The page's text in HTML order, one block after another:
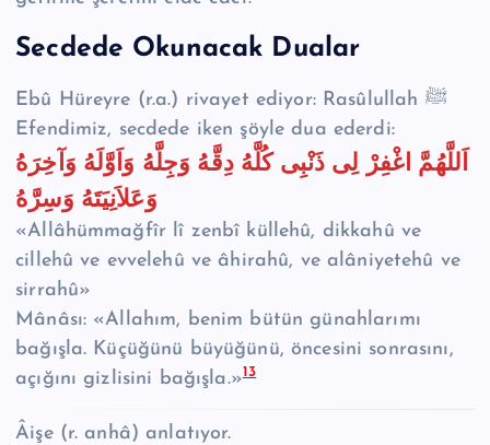
Secdede Okunacak Dualar
Ebû Hüreyre (r.a.) rivayet ediyor: Rasûlullah ﷺ
Efendimiz, secdede iken şöyle dua ederdi:
اَللَّهُمَّ اغْفِرْ لِى ذَنْبِى كُلَّهُ دِقَّهُ وَجِلَّهُ وَاَوَّلَهُ وَآخِرَهُ
وَعَلاَنِيَتَهُ وَسِرَّهُ
«Allâhümmağfîr lî zenbî küllehû, dikkahû ve
cillehû ve evvelehû ve âhirahû, ve alâniyetehû ve
sirrahû»
Mânâsı: «Allahım, benim bütün günahlarımı
bağışla. Küçüğünü büyüğünü, öncesini sonrasını,
açığını gizlisini bağışla.»13
Âişe (r. anhâ) anlatıyor.